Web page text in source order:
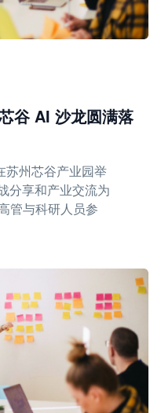
谷 AI 沙龙圆满落
苏州芯谷产业园举
分享和产业交流为
管与科研人员参